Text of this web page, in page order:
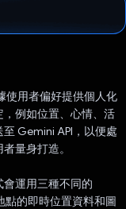
使用者偏好提供個人化
例如位置、心情、活
Gemini API，以便處
量身打造。
運用三種不同的
點的即時位置資料和圖